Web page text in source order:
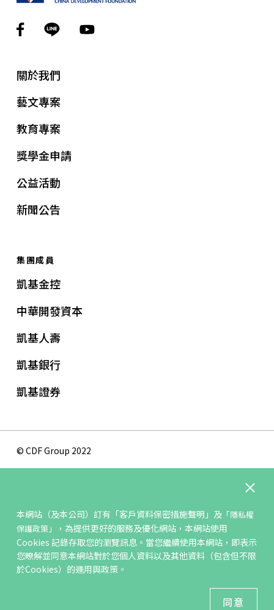
本網站（及本公司）訂有 「客戶資料保密措施聲明」 及「隱私權
保護政策」
，為提供更好的服務及優化網站，本網站使用
Cookies 記錄存取您的瀏覽訊息。當您繼續使用本網站，即表示
您暸解並同意本網站對於您個人資料以及其他資料（包含但不限
於Cookies）的運用與政策。
同意
關於我們
藝文專案
教育專案
獎學金申請
公益活動
新聞公告
集團成員
凱基金控
中華開發資本
凱基人壽
凱基銀行
凱基證券
© CDF Group 2022
網站地圖
聯絡我們